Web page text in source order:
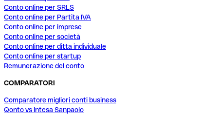
Conto online per SRLS
Conto online per Partita IVA
Conto online per imprese
Conto online per società
Conto online per ditta individuale
Conto online per startup
Remunerazione del conto
COMPARATORI
Comparatore migliori conti business
Qonto vs Intesa Sanpaolo